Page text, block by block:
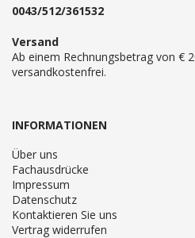
0043/512/361532
Versand
Ab einem Rechnungsbetrag von €
versandkostenfrei.
INFORMATIONEN
Über uns
Fachausdrücke
Impressum
Datenschutz
Kontaktieren Sie uns
Vertrag widerrufen